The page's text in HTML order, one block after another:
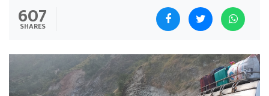
607
SHARES